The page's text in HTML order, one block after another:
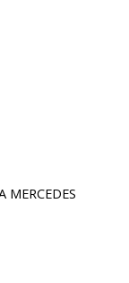
MERCEDES